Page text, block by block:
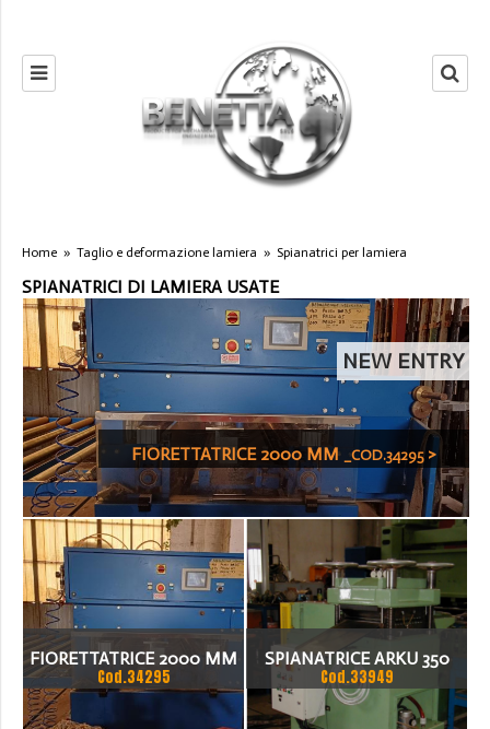
Home » Taglio e deformazione lamiera » Spianatrici per lamiera
SPIANATRICI DI LAMIERA USATE
NEW ENTRY
FIORETTATRICE 2000 MM _COD.34295>
FIORETTATRICE 2000 MM
Cod.34295
SPIANATRICE ARKU 350
Cod.33949